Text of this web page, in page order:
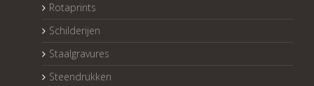
Rotaprints
Schilderijen
Staalgravures
Steendrukken